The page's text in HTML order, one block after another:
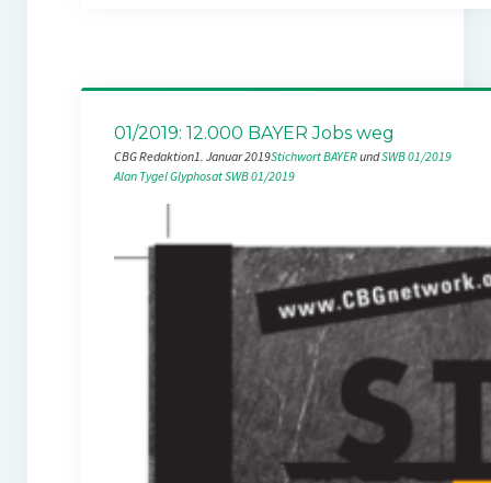
01/2019: 12.000 BAYER Jobs weg
CBG Redaktion1. Januar 2019Stichwort BAYER und SWB 01/2019
Alan TygelGlyphosatSWB 01/2019